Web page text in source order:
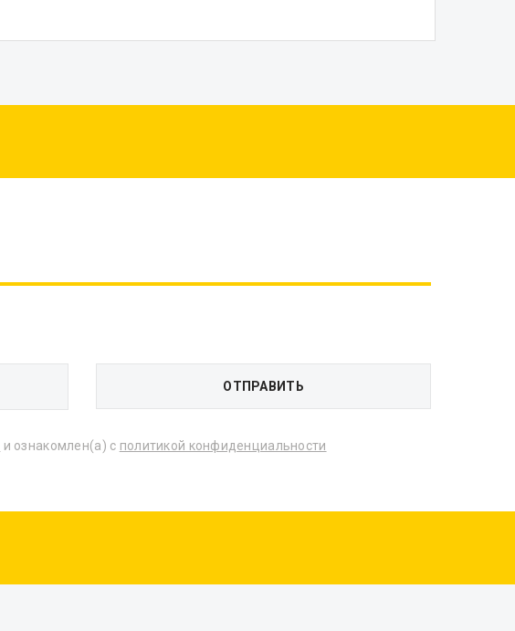
и ознакомлен(а) с политикой конфиденциальности